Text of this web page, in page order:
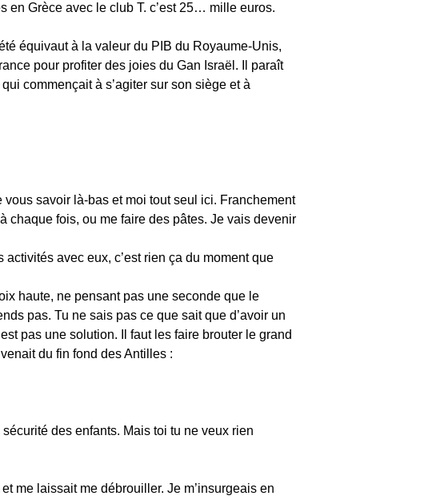
en Grèce avec le club T. c’est 25… mille euros.
équivaut à la valeur du PIB du Royaume-Unis,
pour profiter des joies du Gan Israël. Il paraît
commençait à s’agiter sur son siège et à
savoir là-bas et moi tout seul ici. Franchement
chaque fois, ou me faire des pâtes. Je vais devenir
avec eux, c’est rien ça du moment que
haute, ne pensant pas une seconde que le
pas. Tu ne sais pas ce que sait que d’avoir un
pas une solution. Il faut les faire brouter le grand
du fin fond des Antilles :
des enfants. Mais toi tu ne veux rien
me laissait me débrouiller. Je m’insurgeais en